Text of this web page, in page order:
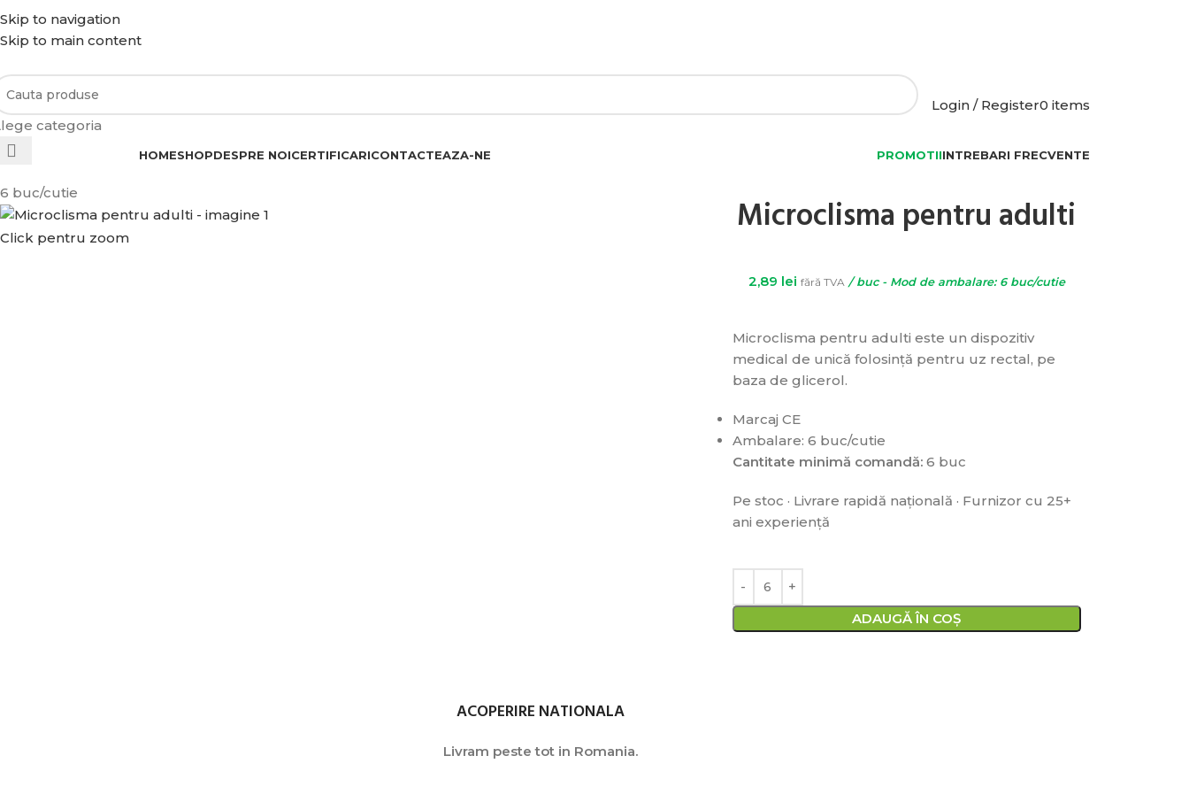
Skip to navigation
Skip to main content
REDUCERI: 5% PENRU COMENZILE PESTE 500 LEI. 10% PENTRU COMENZILE PESTE 1.500 LEI. 15% PENTRU COMENZILE PESTE 2.500 LEI. 20% PENTRU COMENZILE
PESTE 4.500 LEI
categoria
Login / Register0 items
de produse HOMESHOPDESPRE NOICERTIFICARICONTACTEAZA-NE PROMOTIIINTREBARI FRECVENTE
6 buc/cutie
Click pentru zoom Microclisma pentru adulti
2,89 lei fără TVA/ buc - Mod de ambalare: 6 buc/cutie
Microclisma pentru adulti este un dispozitiv
medical de unică folosință pentru uz rectal, pe
baza de glicerol.
Marcaj CE
Ambalare: 6 buc/cutie
Cantitate minimă comandă:6 buc
Pe stoc · Livrare rapidă națională · Furnizor cu 25+
ani experiență
ADAUGĂ ÎN COȘ
ACOPERIRE NATIONALA
Livram peste tot in Romania.